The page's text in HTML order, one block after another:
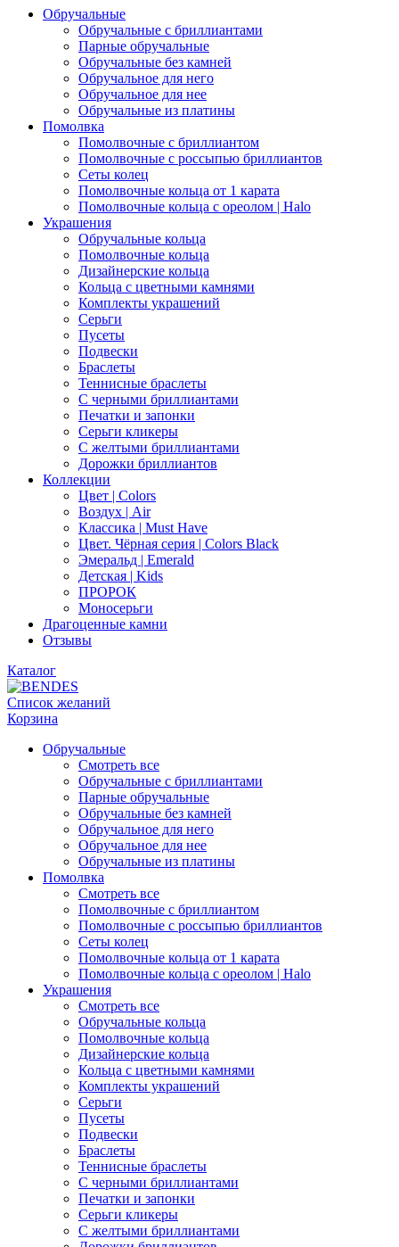
Обручальные
Обручальные с бриллиантами
Парные обручальные
Обручальные без камней
Обручальное для него
Обручальное для нее
Обручальные из платины
Помолвка
Помолвочные с бриллиантом
Помолвочные с россыпью бриллиантов
Сеты колец
Помолвочные кольца от 1 карата
Помолвочные кольца с ореолом | Halo
Украшения
Обручальные кольца
Помолвочные кольца
Дизайнерские кольца
Кольца с цветными камнями
Комплекты украшений
Серьги
Пусеты
Подвески
Браслеты
Теннисные браслеты
C черными бриллиантами
Печатки и запонки
Серьги кликеры
С желтыми бриллиантами
Дорожки бриллиантов
Коллекции
Цвет | Colors
Воздух | Air
Классика | Must Have
Цвет. Чёрная серия | Colors Black
Эмеральд | Emerald
Детская | Kids
ПРОРОК
Моносерьги
Драгоценные камни
Отзывы
Каталог
Список желаний
Корзина
Обручальные
Смотреть все
Обручальные с бриллиантами
Парные обручальные
Обручальные без камней
Обручальное для него
Обручальное для нее
Обручальные из платины
Помолвка
Смотреть все
Помолвочные с бриллиантом
Помолвочные с россыпью бриллиантов
Сеты колец
Помолвочные кольца от 1 карата
Помолвочные кольца с ореолом | Halo
Украшения
Смотреть все
Обручальные кольца
Помолвочные кольца
Дизайнерские кольца
Кольца с цветными камнями
Комплекты украшений
Серьги
Пусеты
Подвески
Браслеты
Теннисные браслеты
C черными бриллиантами
Печатки и запонки
Серьги кликеры
С желтыми бриллиантами